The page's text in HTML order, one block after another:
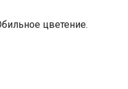
цветение.